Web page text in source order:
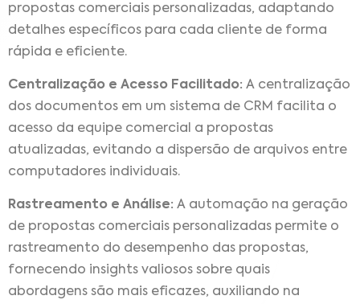
propostas comerciais personalizadas, adaptando
detalhes específicos para cada cliente de forma
rápida e eficiente.
Centralização e Acesso Facilitado: A centralização
dos documentos em um sistema de CRM facilita o
acesso da equipe comercial a propostas
atualizadas, evitando a dispersão de arquivos entre
computadores individuais.
Rastreamento e Análise: A automação na geração
de propostas comerciais personalizadas permite o
rastreamento do desempenho das propostas,
fornecendo insights valiosos sobre quais
abordagens são mais eficazes, auxiliando na